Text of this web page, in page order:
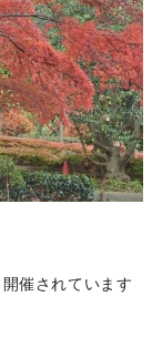
催されています